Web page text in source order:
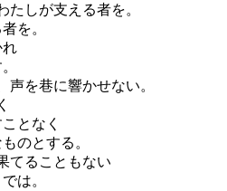
たしが支える者を。
を。
れ
声を巷に響かせない。
となく
のとする。
てることもない
は。